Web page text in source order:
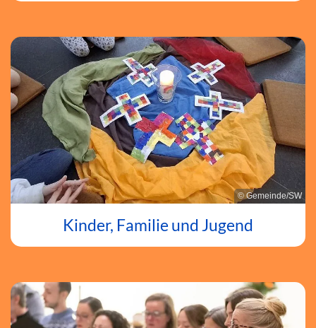
© Gemeinde/SW
Kinder, Familie und Jugend